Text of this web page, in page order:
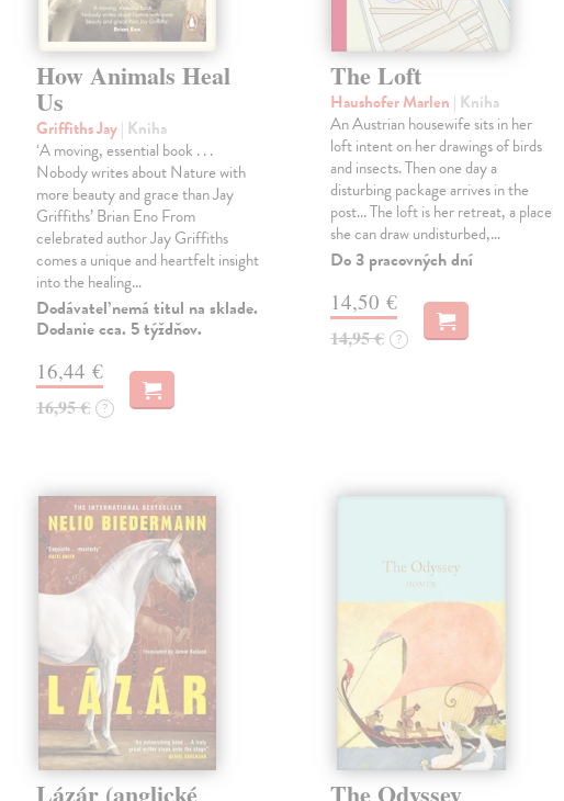
How Animals Heal
Us
Griffiths Jay| Kniha
‘A moving, essential book . . .
Nobody writes about Nature with
more beauty and grace than Jay
Griffiths’ Brian Eno From
celebrated author Jay Griffiths
comes a unique and heartfelt insight
into the healing…
Dodávateľ nemá titul na sklade.
Dodanie cca. 5 týždňov.
16,44 €
16,95 € ?
The Loft
Haushofer Marlen | Kniha
An Austrian housewife sits in her
loft intent on her drawings of birds
and insects. Then one day a
disturbing package arrives in the
post... The loft is her retreat, a place
she can draw undisturbed,…
Do 3 pracovných dní
14,50 €
14,95 € ?